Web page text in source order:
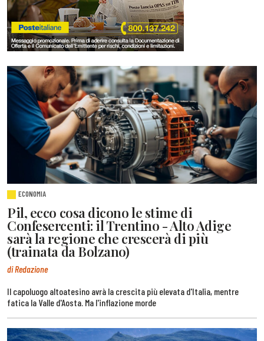
ECONOMIA
Pil, ecco cosa dicono le stime di
Confesercenti: il Trentino - Alto Adige
sarà la regione che crescerà di più
(trainata da Bolzano)
di Redazione
Il capoluogo altoatesino avrà la crescita più elevata d'Italia, mentre
fatica la Valle d'Aosta. Ma l'inflazione morde